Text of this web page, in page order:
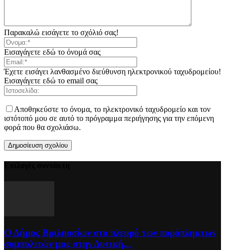
Παρακαλώ εισάγετε το σχόλιό σας!
Εισαγάγετε εδώ το όνομά σας
Έχετε εισάγει λανθασμένο διεύθυνση ηλεκτρονικού ταχυδρομείου!
Εισαγάγετε εδώ το email σας
Αποθηκεύστε το όνομα, το ηλεκτρονικό ταχυδρομείο και τον
ιστότοπό μου σε αυτό το πρόγραμμα περιήγησης για την επόμενη
φορά που θα σχολιάσω.
Ο Δήμος Βριλησσίων στο πλευρό των πυρόπληκτων
συμπολιτών μας στην Δυτική...